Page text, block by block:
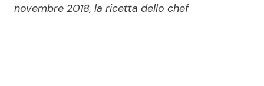
Soap Opera
novembre 2018, la ricetta dello chef